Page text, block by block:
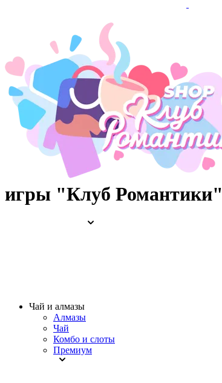
игры "Клуб Романтики"
Чай и алмазы
Алмазы
Чай
Комбо и слоты
Премиум